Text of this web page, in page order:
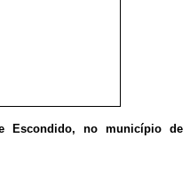
Escondido, no município de